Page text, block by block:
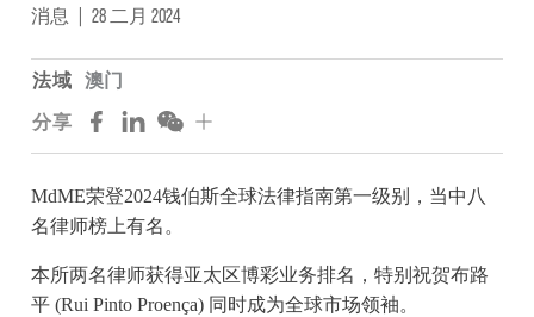
消息 | 28 二月 2024
法域 澳门
分享
MdME荣登2024钱伯斯全球法律指南第一级别，当中八
名律师榜上有名。
本所两名律师获得亚太区博彩业务排名，特别祝贺布路
平 (Rui Pinto Proença) 同时成为全球市场领袖。